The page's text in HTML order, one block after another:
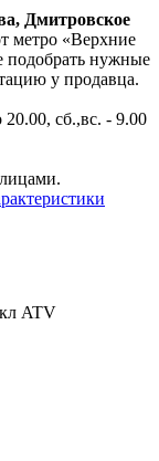
Дмитровское
метро «Верхние
нужные
у продавца.
сб.,вс. - 9.00
ATV